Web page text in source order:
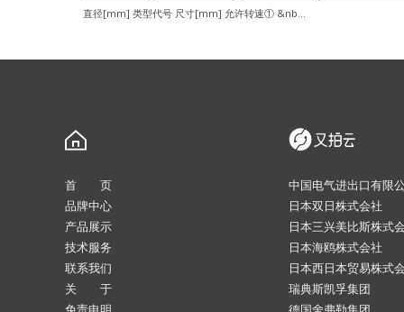
直径[mm] 类型代号 尺寸[mm] 允许转速① &nb...
首 页
品牌中心
产品展示
技术服务
联系我们
关 于
中国电气进出口有限
日本双日株式会社
日本三兴美比斯株式
日本海鸥株式会社
日本西日本贸易株式
瑞典斯凯孚集团